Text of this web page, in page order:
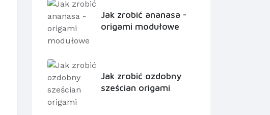
Jak zrobić ananasa -
origami modułowe
Jak zrobić ozdobny
sześcian origami